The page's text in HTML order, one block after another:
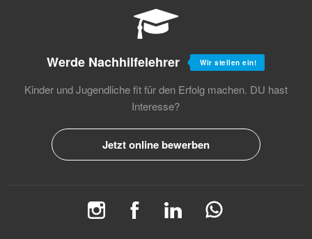
Werde Nachhilfelehrer Wir stellen ein!
Kinder und Jugendliche fit für den Erfolg machen. DU hast
Interesse?
Jetzt online bewerben